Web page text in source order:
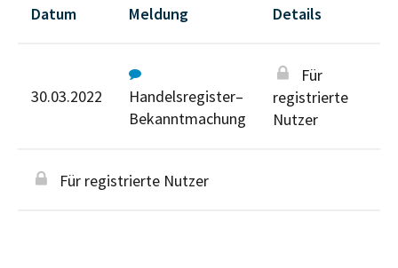
Datum Meldung Details
30.03.2022
Handelsregister–
Bekanntmachung
Für
registrierte
Nutzer
Für registrierte Nutzer